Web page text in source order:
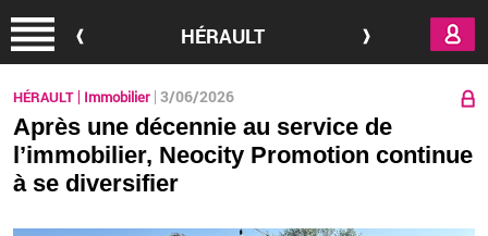
HÉRAULT
HÉRAULT Immobilier 3/06/2026
Après une décennie au service de
l’immobilier, Neocity Promotion continue
à se diversifier